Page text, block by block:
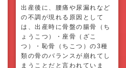
出産後に、腰痛や尿漏れなど
の不調が現れる原因として
は、出産時に骨盤の腸骨（ち
ょうこつ）・座骨（ざこ
つ）・恥骨（ちこつ）の3種
類の骨のバランスが崩れてし
まうことだと言われていま